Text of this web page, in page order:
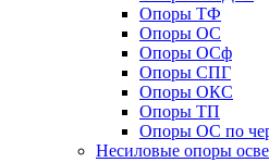
Опоры ТФ
Опоры ОС
Опоры ОСф
Опоры СПГ
Опоры ОКС
Опоры ТП
Опоры ОС по
Несиловые опоры